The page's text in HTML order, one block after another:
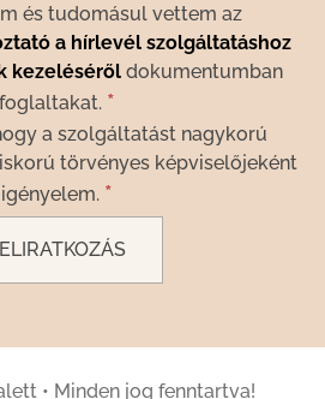
és tudomásul vettem az
a hírlevél szolgáltatáshoz
kezelésérőldokumentumban
foglaltakat. *
a szolgáltatást nagykorú
törvényes képviselőjeként
igényelem. *
• Minden jog fenntartva!